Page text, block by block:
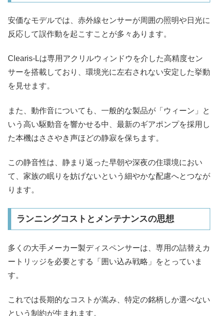
安価なモデルでは、赤外線センサーが周囲の照明や日光に
反応して誤作動を起こすことが多々あります。
Clearis-Lは専用アクリルウィンドウを介した高精度セン
サーを搭載しており、環境光に左右されない安定した挙動
を見せます。
また、動作音についても、一般的な製品が「ウィーン」と
いう高い駆動音を響かせる中、最新のギアポンプを採用し
た本機はささやき声ほどの静寂を保ちます。
この静音性は、静まり返った早朝や深夜の住環境におい
て、家族の眠りを妨げないという細やかな配慮へとつなが
ります。
ランニングコストとメンテナンスの思想
多くの大手メーカー製ディスペンサーは、専用の詰替えカ
ートリッジを必要とする「囲い込み戦略」をとっていま
す。
これでは長期的なコストが嵩み、特定の銘柄しか選べない
という制約が生まれます。